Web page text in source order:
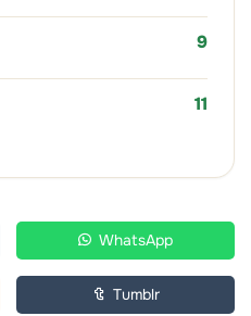
9
11
WhatsApp
Tumblr